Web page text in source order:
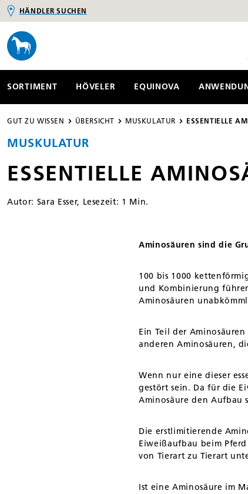
Zur Hauptnavigation springen
HÄNDLER SUCHEN
SORTIMENT HÖVELER EQUINOVA
GUT ZU WISSEN ÜBERSICHT MUSKULATUR ESSENTIELLE
MUSKULATUR
ESSENTIELLE
Autor: Sara Esser, Lesezeit: 1 Min.
Aminosäuren sind die
100 bis 1000
und Kombinierung
Aminosäuren
Ein Teil der
anderen Aminosäuren,
Wenn nur eine dieser
gestört sein. Da für die
Aminosäure den Aufbau
Die erstlimitierende
Eiweißaufbau beim
von Tierart zu Tierart
Ist eine Aminosäure im